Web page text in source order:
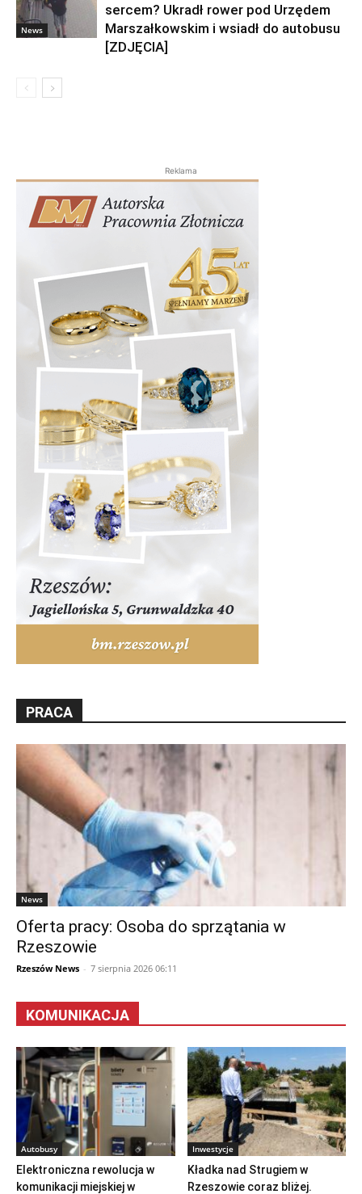
News
sercem? Ukradł rower pod Urzędem
Marszałkowskim i wsiadł do autobusu
[ZDJĘCIA]
Reklama
PRACA
News
Oferta pracy: Osoba do sprzątania w
Rzeszowie
Rzeszów News - 7 sierpnia 2026 06:11
KOMUNIKACJA
Autobusy
Elektroniczna rewolucja w
komunikacji miejskiej w
Inwestycje
Kładka nad Strugiem w
Rzeszowie coraz bliżej.